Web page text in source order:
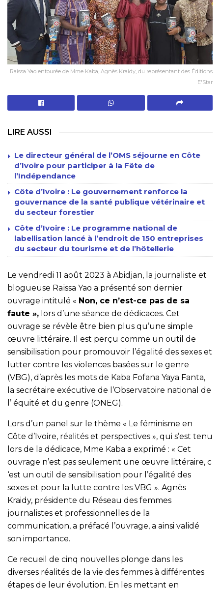
Raissa Yao entourée de Mme Kaba, Agnès Kraidy, du représentant des Éditions
E'Star
LIRE AUSSI
Le directeur général de l’OMS séjourne en Côte
d’Ivoire pour participer à la Fête de
l’Indépendance
Côte d’Ivoire : Le gouvernement renforce la
gouvernance de la santé publique vétérinaire et
du secteur forestier
Côte d’Ivoire : Le programme national de
labellisation lancé à l’endroit de 150 entreprises
du secteur du tourisme et de l’hôtellerie
Le vendredi 11 août 2023 à Abidjan, la journaliste et
blogueuse Raïssa Yao a présenté son dernier
ouvrage intitulé « Non, ce n’est-ce pas de sa
faute », lors d’une séance de dédicaces. Cet
ouvrage se révèle être bien plus qu’une simple
œuvre littéraire. Il est perçu comme un outil de
sensibilisation pour promouvoir l’égalité des sexes et
lutter contre les violences basées sur le genre
(VBG), d’après les mots de Kaba Fofana Yaya Fanta,
la secrétaire exécutive de l’Observatoire national de
l’ équité et du genre (ONEG).
Lors d’un panel sur le thème « Le féminisme en
Côte d’Ivoire, réalités et perspectives », qui s’est tenu
lors de la dédicace, Mme Kaba a exprimé : « Cet
ouvrage n’est pas seulement une œuvre littéraire, c
‘est un outil de sensibilisation pour l’égalité des
sexes et pour la lutte contre les VBG ». Agnès
Kraidy, présidente du Réseau des femmes
journalistes et professionnelles de la
communication, a préfacé l’ouvrage, a ainsi validé
son importance.
Ce recueil de cinq nouvelles plonge dans les
diverses réalités de la vie des femmes à différentes
étapes de leur évolution. En les mettant en